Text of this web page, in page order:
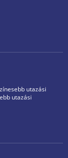
utazási
utazási